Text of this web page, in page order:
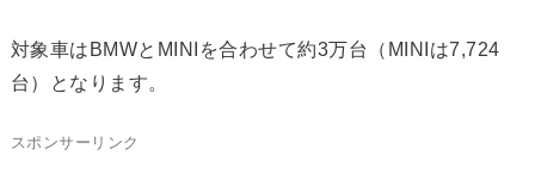
対象車はBMWとMINIを合わせて約3万台（MINIは7,724
台）となります。
スポンサーリンク